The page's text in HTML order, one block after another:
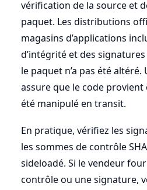
vérification de la source et
paquet. Les distributions
magasins d’applications
d’intégrité et des
le paquet n’a pas été
assure que le code provient
été manipulé en transit.
En pratique, vérifiez les
les sommes de contrôle
sideloadé. Si le vendeur
contrôle ou une signature,